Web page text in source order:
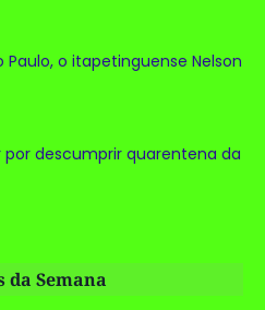
Paulo, o itapetinguense Nelson
descumprir quarentena da
da Semana